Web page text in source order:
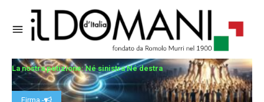
La nostra petizione: Né sinistra Né destra
Firma -